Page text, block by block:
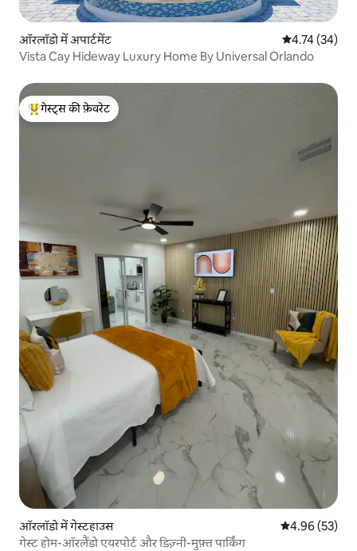
ऑरलॉडो में अपार्टमेंट औसत रेटिंग 5 में
4.74 (34)
Vista Cay Hideway Luxury Home By Universal Orlando
गेस्ट्स का टॉप फ़ेवरेट
गेस्ट्स की फ़ेवरेट
ऑरलॉडो में गेस्टहाउस औसत रेटिंग 5 में
4.96 (53)
गेस्ट होम-ऑरलैंडो एयरपोर्ट और डिज़्नी-मुफ़्त पार्किंग